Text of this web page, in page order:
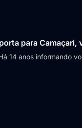
para Camaçari,
14 anos informando